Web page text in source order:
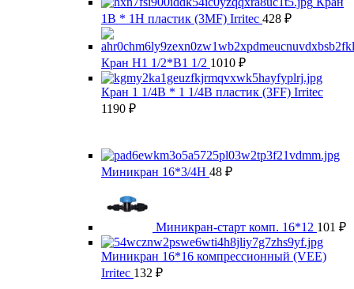
1В * 1Н пластик (3MF) Irritec 428 ₽
Кран Н1 1/2*В1 1/2 1010 ₽
Кран 1 1/4В * 1 1/4В пластик (3FF) Irritec
1190 ₽
Миникран 16*3/4Н 48 ₽
Миникран-старт комп. 16*12 101 ₽
Миникран 16*16 компрессионный (VEE)
Irritec 132 ₽